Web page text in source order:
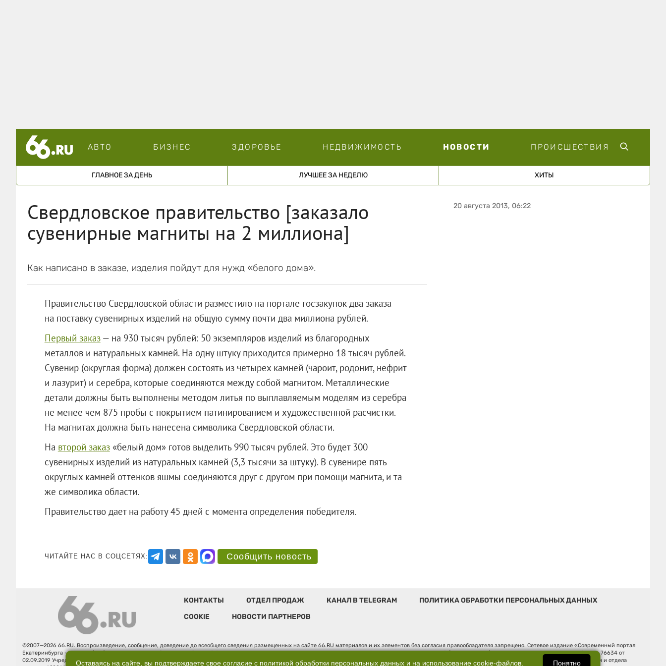
АВТО БИЗНЕС ЗДОРОВЬЕ НЕДВИЖИМОСТЬ НОВОСТИ ПРОИСШЕСТВИЯ
ГЛАВНОЕ ЗА ДЕНЬ ЛУЧШЕЕ ЗА НЕДЕЛЮ ХИТЫ
Свердловское правительство [заказало
сувенирные магниты на 2 миллиона]
Как написано в заказе, изделия пойдут для нужд «белого дома».
Правительство Свердловской области разместило на портале госзакупок два заказа
на поставку сувенирных изделий на общую сумму почти два миллиона рублей.
Первый заказ— на 930 тысяч рублей: 50 экземпляров изделий из благородных
металлов и натуральных камней. На одну штуку приходится примерно 18 тысяч рублей.
Сувенир (округлая форма) должен состоять из четырех камней (чароит, родонит, нефрит
и лазурит) и серебра, которые соединяются между собой магнитом. Металлические
детали должны быть выполнены методом литья по выплавляемым моделям из серебра
не менее чем 875 пробы с покрытием патинированием и художественной расчистки.
На магнитах должна быть нанесена символика Свердловской области.
На второй заказ«белый дом» готов выделить 990 тысяч рублей. Это будет 300
сувенирных изделий из натуральных камней (3,3 тысячи за штуку). В сувенире пять
округлых камней оттенков яшмы соединяются друг с другом при помощи магнита, и та
же символика области.
Правительство дает на работу 45 дней с момента определения победителя.
ЧИТАЙТЕ НАС В СОЦСЕТЯХ: Сообщить новость
20 августа 2013, 06:22
КОНТАКТЫ ОТДЕЛ ПРОДАЖ КАНАЛ В TELEGRAM
ПОЛИТИКА ОБРАБОТКИ ПЕРСОНАЛЬНЫХ ДАННЫХ
COOKIE
НОВОСТИ ПАРТНЕРОВ
©2007—2026 66.RU. Воспроизведение, сообщение, доведение до всеобщего сведения размещенных на сайте 66.RU материалов и их элементов без согласия правообладателя запрещено. Сетевое издание «Современный портал
Екатеринбурга — «66.ru» (18+) зарегистрировано Федеральной службой по надзору в сфере связи, информационных технологий и массовых коммуникаций (Роскомнадзор). Регистрационный номер ЭЛ № ФС 77 - 76634 от
02.09.2019 Учредитель: Общество с ограниченной ответственностью "66.ру". Юридический адрес: 620014, Свердловская обл., г. Екатеринбург, ул. Бориса Ельцина, строение 3, оф. 7015 Фактический адрес редакции и отдела
Оставаясь на сайте, вы подтверждаете свое согласие с политикой обработки персональных данныхи на использование cookie-файлов. Понятно